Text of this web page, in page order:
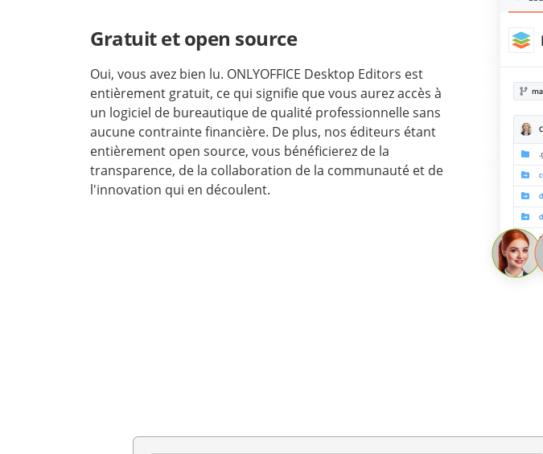
Gratuit et open source
Oui, vous avez bien lu. ONLYOFFICE Desktop Editors est
entièrement gratuit, ce qui signifie que vous aurez accès à
un logiciel de bureautique de qualité professionnelle sans
aucune contrainte financière. De plus, nos éditeurs étant
entièrement open source, vous bénéficierez de la
transparence, de la collaboration de la communauté et de
l'innovation qui en découlent.